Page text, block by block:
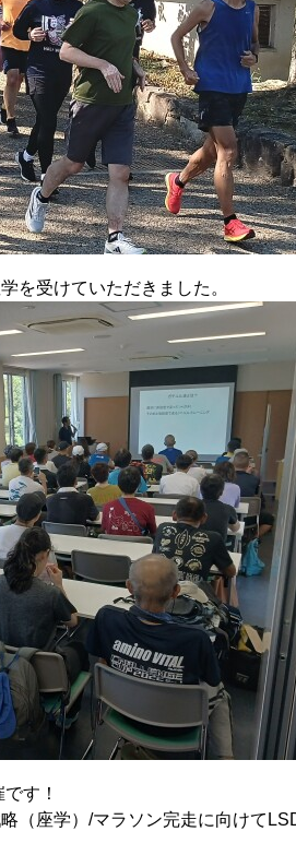
を受けていただきました。
す！
（座学）/マラソン完走に向けて